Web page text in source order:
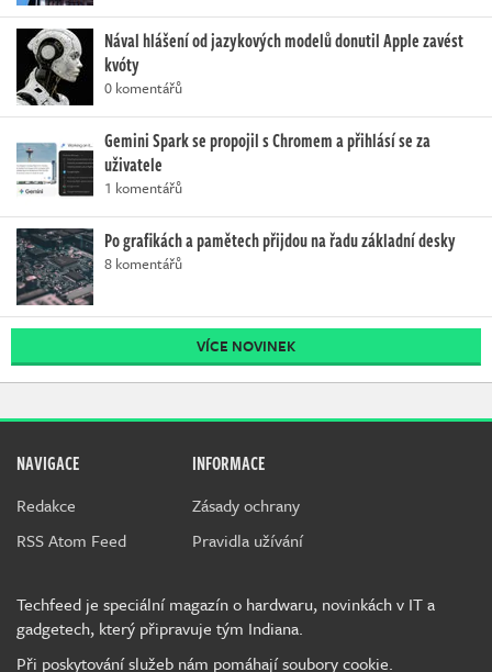
Nával hlášení od jazykových modelů donutil Apple zavést
kvóty
0 komentářů
Gemini Spark se propojil s Chromem a přihlásí se za
uživatele
1 komentářů
Po grafikách a pamětech přijdou na řadu základní desky
8 komentářů
VÍCE NOVINEK
NAVIGACE
Redakce
RSS Atom Feed
INFORMACE
Zásady ochrany
Pravidla užívání
Techfeed je speciální magazín o hardwaru, novinkách v IT a
gadgetech, který připravuje tým Indiana.
Při poskytování služeb nám pomáhají soubory cookie.